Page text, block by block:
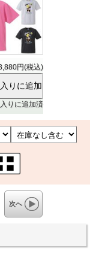
円(税込)
りに追加済
次へ